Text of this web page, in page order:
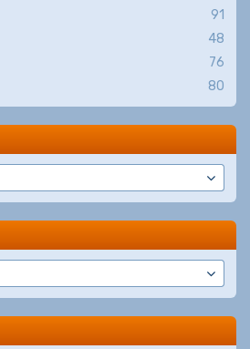
91
48
76
80